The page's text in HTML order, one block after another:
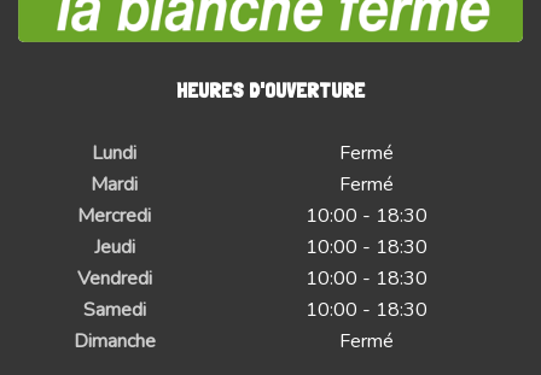
HEURES D'OUVERTURE
Lundi
Fermé
Mardi
Fermé
Mercredi
10:00 - 18:30
Jeudi
10:00 - 18:30
Vendredi
10:00 - 18:30
Samedi
10:00 - 18:30
Dimanche
Fermé